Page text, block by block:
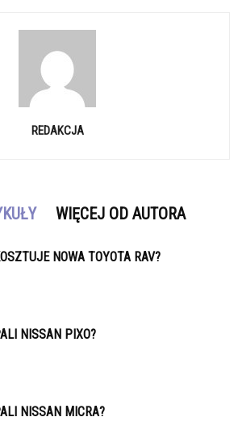
REDAKCJA
WIĘCEJ OD AUTORA
NOWA TOYOTA RAV?
NISSAN PIXO?
NISSAN MICRA?